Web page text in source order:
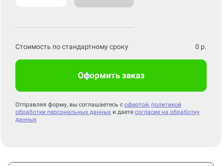
Стоимость по стандартному сроку 0 р.
Оформить заказ
Отправляя форму, вы соглашаетесь с офертой, политикой
обработки персональных данных и даете согласие на обработку
данных